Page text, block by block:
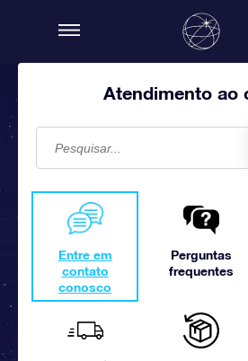
Atendimento ao
Entre em
contato
conosco
Perguntas
frequentes